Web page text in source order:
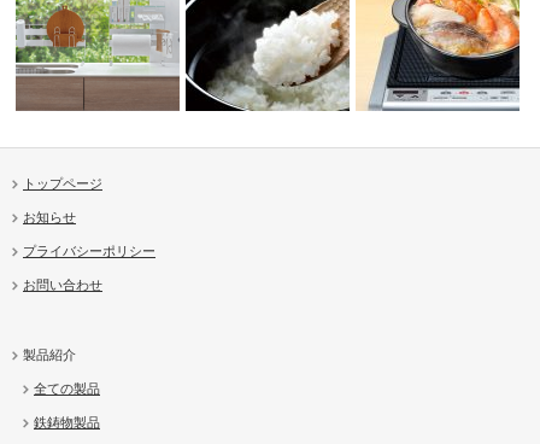
マグネットワイヤーシリーズ
トップページ
お知らせ
プライバシーポリシー
お問い合わせ
製品紹介
全ての製品
鉄鋳物製品